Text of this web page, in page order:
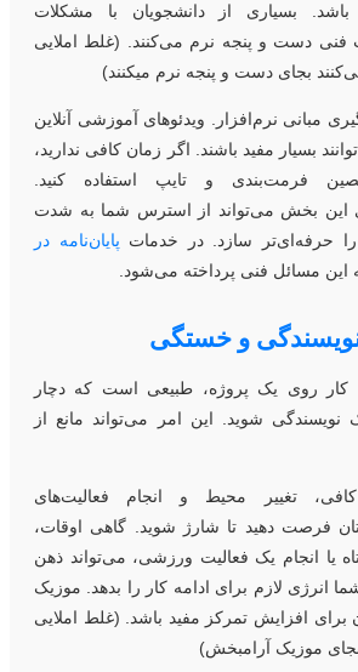
بسیاری از دانشجویان با مشکلات
و پنجه نرم می‌کنند. (غلط املایی
نرم‌افزار. ویدئوهای آموزشی آنلاین
مفید باشند. اگر زمان کافی ندارید،
و تایپ استفاده کنید.
بخش می‌تواند از استرس شما به شدت
سازد. در خدماتپایان‌نامه در
فنی پرداخته می‌شود.
و خستگی
یک پروژه، طبیعی است که دچار
شوید. این امر می‌تواند مانع از
محیط و انجام فعالیت‌های
دهید تا شارژ شوید. گاهی اوقات،
انجام یک فعالیت ورزشی، می‌تواند ذهن
لازم برای ادامه کار را بدهد. موزیک
تمرکز مفید باشد. (غلط املایی